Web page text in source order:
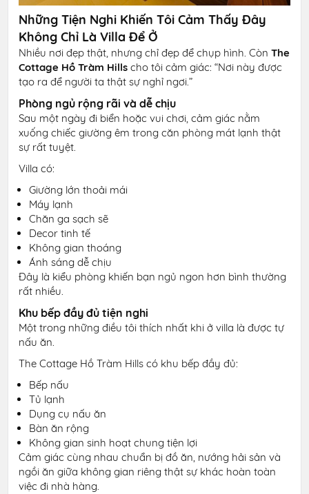
Những Tiện Nghi Khiến Tôi Cảm Thấy Đây
Không Chỉ Là Villa Để Ở
Nhiều nơi đẹp thật, nhưng chỉ đẹp để chụp hình. CònThe
Cottage Hồ Tràm Hills cho tôi cảm giác: “Nơi này được
tạo ra để người ta thật sự nghỉ ngơi.”
Phòng ngủ rộng rãi và dễ chịu
Sau một ngày đi biển hoặc vui chơi, cảm giác nằm
xuống chiếc giường êm trong căn phòng mát lạnh thật
sự rất tuyệt.
Villa có:
Giường lớn thoải mái
Máy lạnh
Chăn ga sạch sẽ
Decor tinh tế
Không gian thoáng
Ánh sáng dễ chịu
Đây là kiểu phòng khiến bạn ngủ ngon hơn bình thường
rất nhiều.
Khu bếp đầy đủ tiện nghi
Một trong những điều tôi thích nhất khi ở villa là được tự
nấu ăn.
The Cottage Hồ Tràm Hills có khu bếp đầy đủ:
Bếp nấu
Tủ lạnh
Dụng cụ nấu ăn
Bàn ăn rộng
Không gian sinh hoạt chung tiện lợi
Cảm giác cùng nhau chuẩn bị đồ ăn, nướng hải sản và
ngồi ăn giữa không gian riêng thật sự khác hoàn toàn
việc đi nhà hàng.